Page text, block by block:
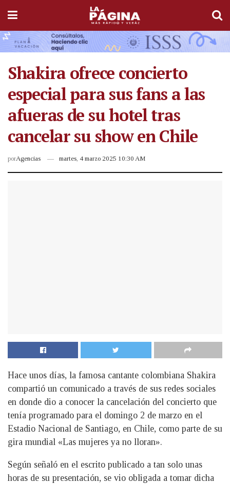
Shakira ofrece concierto
especial para sus fans a las
afueras de su hotel tras
cancelar su show en Chile
porAgencias martes, 4 marzo 2025 10:30 AM
Hace unos días, la famosa cantante colombiana Shakira
compartió un comunicado a través de sus redes sociales
en donde dio a conocer la cancelación del concierto que
tenía programado para el domingo 2 de marzo en el
Estadio Nacional de Santiago, en Chile, como parte de su
gira mundial «Las mujeres ya no lloran».
Según señaló en el escrito publicado a tan solo unas
horas de su presentación, se vio obligada a tomar dicha